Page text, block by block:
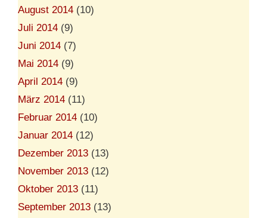
August 2014 (10)
Juli 2014 (9)
Juni 2014 (7)
Mai 2014 (9)
April 2014 (9)
März 2014 (11)
Februar 2014 (10)
Januar 2014 (12)
Dezember 2013 (13)
November 2013 (12)
Oktober 2013 (11)
September 2013 (13)